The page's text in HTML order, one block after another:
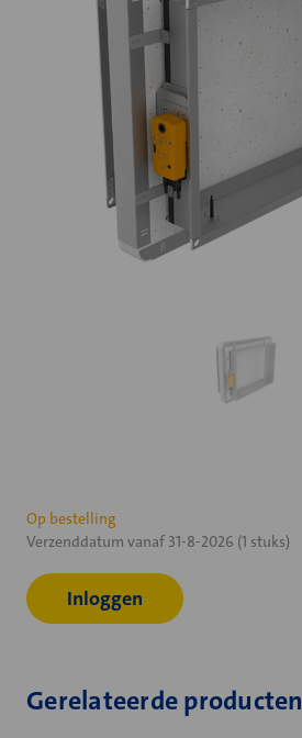
Huidige
voorraad:
Op bestelling
Verzenddatum vanaf 31-8-2026 (1 stuks)
Inloggen
Gerelateerde producten